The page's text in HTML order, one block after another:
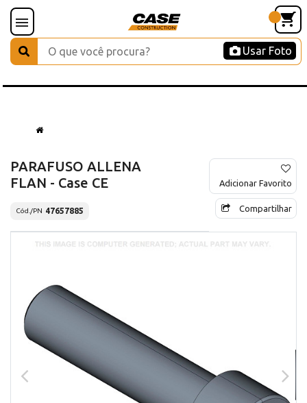
Usar Foto
PARAFUSO ALLENA
FLAN - Case CE
Cód./PN 47657885
Adicionar Favorito
Compartilhar